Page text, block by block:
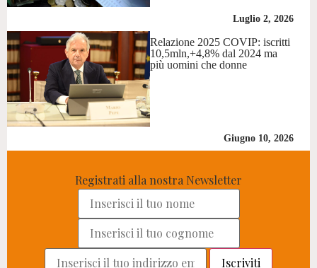
Luglio 2, 2026
Relazione 2025 COVIP: iscritti
10,5mln,+4,8% dal 2024 ma
più uomini che donne
Giugno 10, 2026
Registrati alla nostra Newsletter